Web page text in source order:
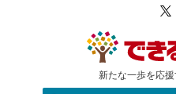
新たな一歩を応